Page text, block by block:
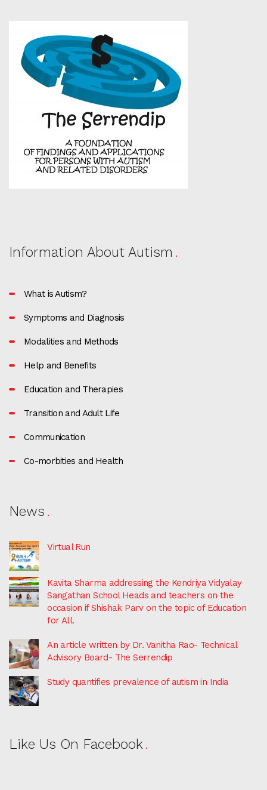
Information About Autism
What is Autism?
Symptoms and Diagnosis
Modalities and Methods
Help and Benefits
Education and Therapies
Transition and Adult Life
Communication
Co-morbities and Health
News
Virtual Run
Kavita Sharma addressing the Kendriya Vidyalay
Sangathan School Heads and teachers on the
occasion if Shishak Parv on the topic of Education
for All.
An article written by Dr. Vanitha Rao- Technical
Advisory Board- The Serrendip
Study quantifies prevalence of autism in India
Like Us On Facebook